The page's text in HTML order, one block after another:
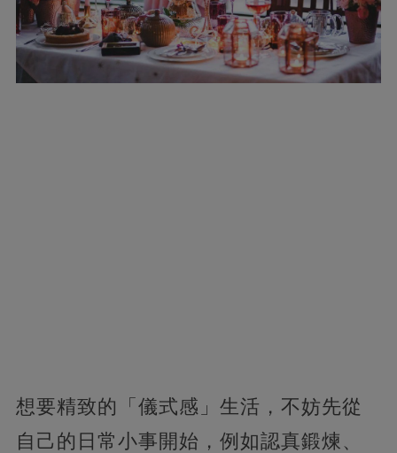
想要精致的「儀式感」生活，不妨先從
自己的日常小事開始，例如認真鍛煉、